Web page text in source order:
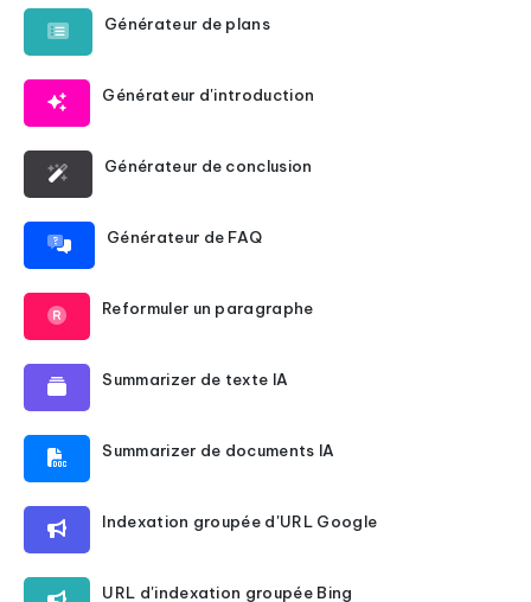
Générateur de plans
Générateur d'introduction
Générateur de conclusion
Générateur de FAQ
Reformuler un paragraphe
Summarizer de texte IA
Summarizer de documents IA
Indexation groupée d'URL Google
URL d'indexation groupée Bing